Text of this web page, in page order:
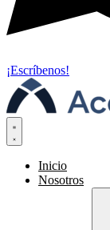
¡Escríbenos!
Inicio
Nosotros